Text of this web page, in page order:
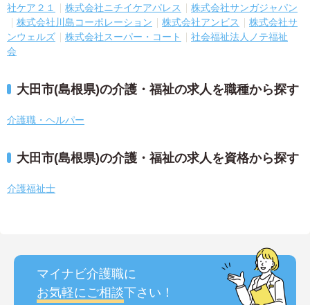
社ケア２１
株式会社ニチイケアパレス
株式会社サンガジャパン
株式会社川島コーポレーション
株式会社アンビス
株式会社サ
ンウェルズ
株式会社スーパー・コート
社会福祉法人ノテ福祉
会
大田市(島根県)の介護・福祉の求人を職種から探す
介護職・ヘルパー
大田市(島根県)の介護・福祉の求人を資格から探す
介護福祉士
マイナビ介護職に
お気軽にご相談下さい！